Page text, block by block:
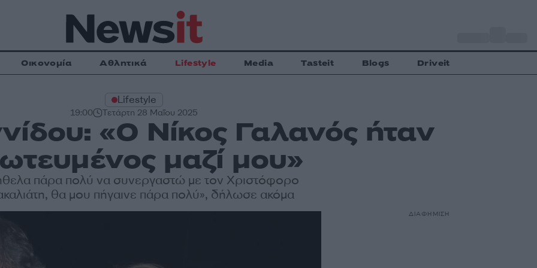
Οικονομία Αθλητικά Lifestyle Media Tasteit Blogs Driveit
Lifestyle
19:00 Τετάρτη 28 Μαΐου 2025
«Ο Νίκος Γαλανός ήταν
μαζί μου»
πάρα πολύ να συνεργαστώ με τον Χριστόφορο
θα μου πήγαινε πάρα πολύ», δήλωσε ακόμα
ΔΙΑΦΗΜΙΣΗ